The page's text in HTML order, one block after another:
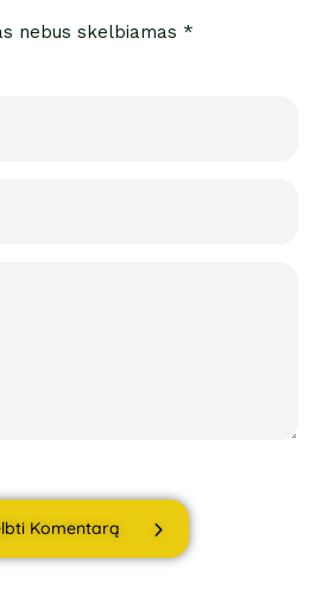
nebus skelbiamas *
Komentarą